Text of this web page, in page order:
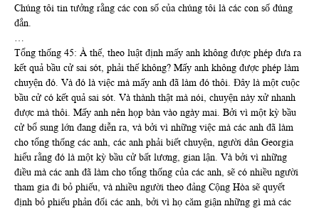
Chúng tôi tin tưởng rằng các con số của chúng tôi là các con số đúng
đắn.
…
Tổng thống 45: À thế, theo luật định mấy anh không được phép đưa ra
kết quả bầu cử sai sót, phải thế không? Mấy anh không được phép làm
chuyện đó. Và đó là việc mà mấy anh đã làm đó thôi. Đây là một cuộc
bầu cử có kết quả sai sót. Và thành thật mà nói, chuyện này xử nhanh
được mà thôi. Mấy anh nên họp bàn vào ngày mai. Bởi vì một kỳ bầu
cử bổ sung lớn đang diễn ra, và bởi vì những việc mà các anh đã làm
cho tổng thống các anh, các anh phải biết chuyện, người dân Georgia
hiểu rằng đó là một kỳ bầu cử bất lương, gian lận. Và bởi vì những
điều mà các anh đã làm cho tổng thống của các anh, sẽ có nhiều người
tham gia đi bỏ phiếu, và nhiều người theo đảng Cộng Hòa sẽ quyết
định bỏ phiếu phản đối các anh, bởi vì họ căm giận những gì mà các